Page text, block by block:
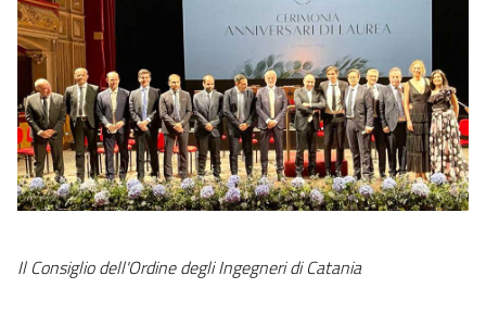
Il Consiglio dell'Ordine degli Ingegneri di Catania